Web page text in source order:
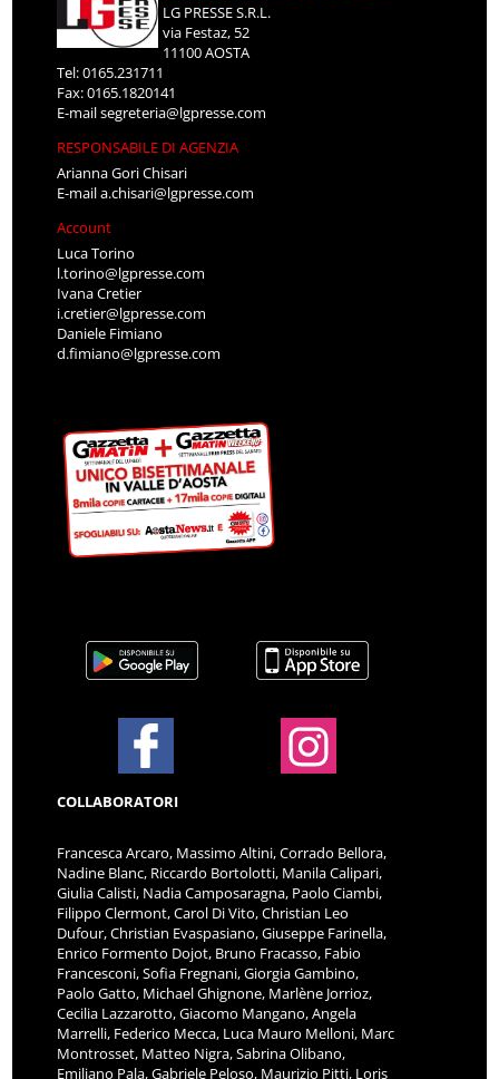
LG PRESSE S.R.L.
via Festaz, 52
11100 AOSTA
Tel: 0165.231711
Fax: 0165.1820141
E-mailsegreteria@lgpresse.com
RESPONSABILE DI AGENZIA
Arianna Gori Chisari
E-maila.chisari@lgpresse.com
Account
Luca Torino
l.torino@lgpresse.com
Ivana Cretier
i.cretier@lgpresse.com
Daniele Fimiano
d.fimiano@lgpresse.com
COLLABORATORI
Francesca Arcaro, Massimo Altini, Corrado Bellora,
Nadine Blanc, Riccardo Bortolotti, Manila Calipari,
Giulia Calisti, Nadia Camposaragna, Paolo Ciambi,
Filippo Clermont, Carol Di Vito, Christian Leo
Dufour, Christian Evaspasiano, Giuseppe Farinella,
Enrico Formento Dojot, Bruno Fracasso, Fabio
Francesconi, Sofia Fregnani, Giorgia Gambino,
Paolo Gatto, Michael Ghignone, Marlène Jorrioz,
Cecilia Lazzarotto, Giacomo Mangano, Angela
Marrelli, Federico Mecca, Luca Mauro Melloni, Marc
Montrosset, Matteo Nigra, Sabrina Olibano,
Emiliano Pala, Gabriele Peloso, Maurizio Pitti, Loris